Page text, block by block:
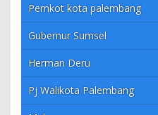
Pemkot kota palembang
Gubernur Sumsel
Herman Deru
Pj Walikota Palembang